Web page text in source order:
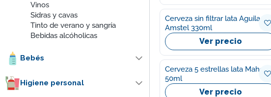
Vinos
Sidras y cavas
Tinto de verano y sangría
Bebidas alcóholicas
Bebés
Higiene personal
Cerveza sin filtrar lata Aguila
Amstel 330ml
Ver precio
Cerveza 5 estrellas lata Mahou
50ml
Ver precio